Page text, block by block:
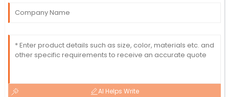
AI Helps Write